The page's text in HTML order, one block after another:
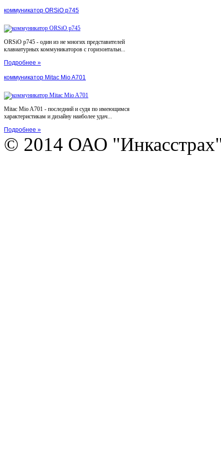
коммуникатор ORSiO p745
ORSiO p745 - один из не многих представителей
клавиатурных коммуникаторов с горизонтальн...
Подробнее »
коммуникатор Mitac Mio A701
Mitac Mio A701 - последний и судя по имеющимся
характеристикам и дизайну наиболее удач...
Подробнее »
© 2014 ОАО